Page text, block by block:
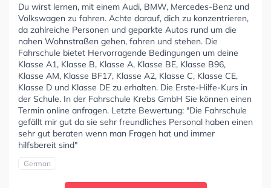
Du wirst lernen, mit einem Audi, BMW, Mercedes-Benz und
Volkswagen zu fahren. Achte darauf, dich zu konzentrieren,
da zahlreiche Personen und geparkte Autos rund um die
nahen Wohnstraßen gehen, fahren und stehen. Die
Fahrschule bietet Hervorragende Bedingungen um deine
Klasse A1, Klasse B, Klasse A, Klasse BE, Klasse B96,
Klasse AM, Klasse BF17, Klasse A2, Klasse C, Klasse CE,
Klasse D und Klasse DE zu erhalten. Die Erste-Hilfe-Kurs in
der Schule. In der Fahrschule Krebs GmbH Sie können einen
Termin online anfragen. Letzte Bewertung: "Die Fahrschule
gefällt mir gut da sie sehr freundliches Personal haben einen
sehr gut beraten wenn man Fragen hat und immer
hilfsbereit sind"
German